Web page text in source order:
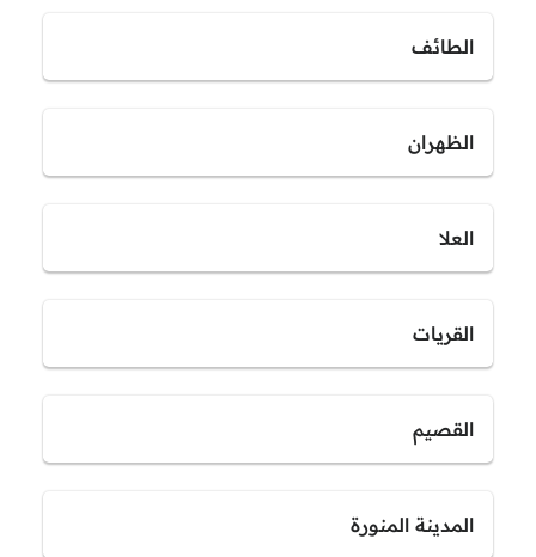
الطائف
الظهران
العلا
القريات
القصيم
المدينة المنورة